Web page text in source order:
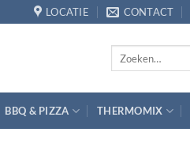
LOCATIE CONTACT
BBQ & PIZZA THERMOMIX